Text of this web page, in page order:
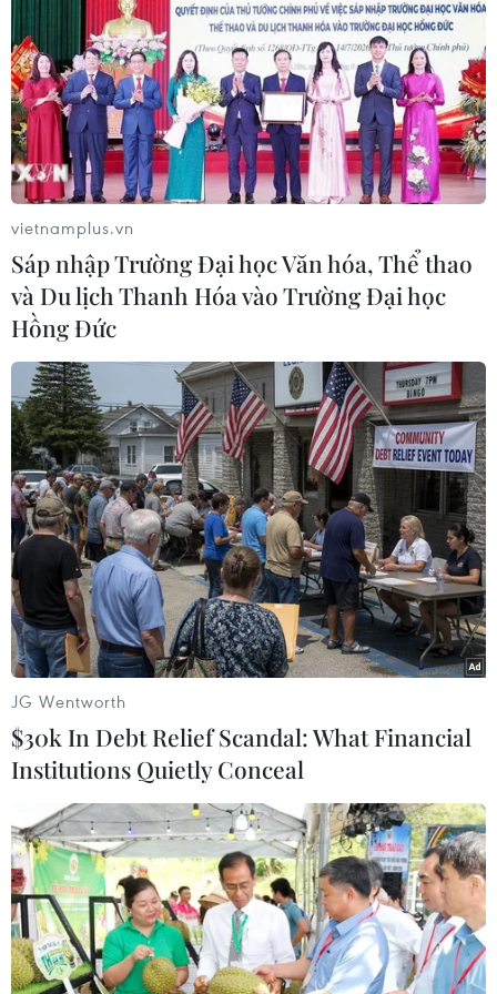
TIN LIÊN QUAN
Xung đột Hamas-Israel: Saudi Arabia tổ
chức vòng đàm phán về Gaza vào tuần tới
26/04/2024 01:31
Theo Bloomberg, Saudi Arabia, UAE và Qatar đã phát
đi tín hiệu rằng họ sẵn sàng hỗ trợ tài chính cho việc tái
thiết Gaza nếu Israel chấp nhận đàm phán về quy chế
nhà nước của Palestine.
vietnamplus.vn
Sáp nhập Trường Đại học Văn hóa, Thể thao
và Du lịch Thanh Hóa vào Trường Đại học
Hồng Đức
JG Wentworth
$30k In Debt Relief Scandal: What Financial
Institutions Quietly Conceal